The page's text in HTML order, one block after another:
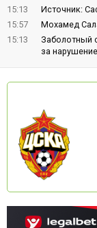
15:13
Источник:
15:57
Мохамед
15:13
Заболотный
за